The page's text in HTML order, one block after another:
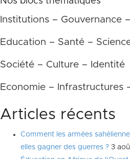
Institutions – Gouvernance
Education – Santé –
Société – Culture – Identité
Economie – Infrastructures
Articles récents
Comment les armées
elles gagner des guerres ? 3